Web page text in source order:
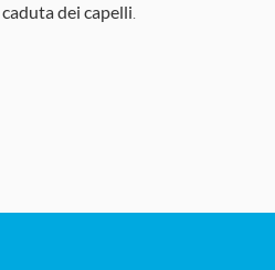
caduta dei capelli.